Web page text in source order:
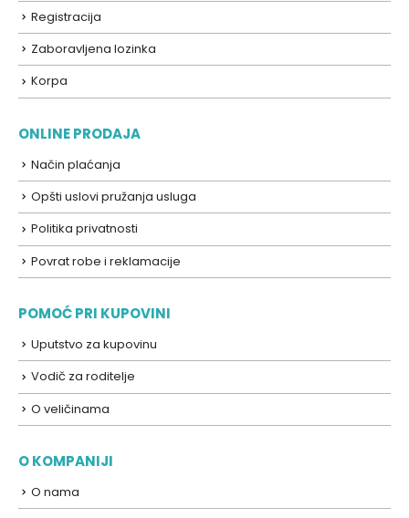
Registracija
Zaboravljena lozinka
Korpa
ONLINE PRODAJA
Način plaćanja
Opšti uslovi pružanja usluga
Politika privatnosti
Povrat robe i reklamacije
POMOĆ PRI KUPOVINI
Uputstvo za kupovinu
Vodič za roditelje
O veličinama
O KOMPANIJI
O nama